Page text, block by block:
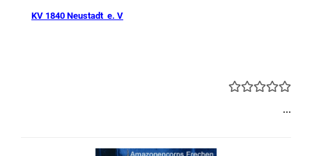
KV 1840 Neustadt e. V
...